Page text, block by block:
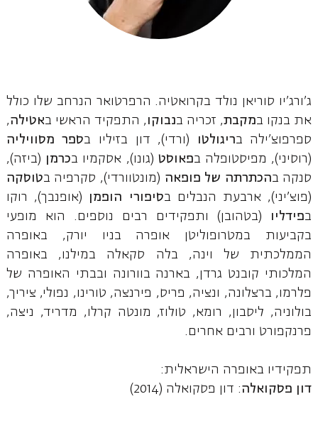
ג'ורג'יו סוריאן נולד בקרואטיה. הרפרטואר הנרחב שלו כולל
את בנקו במקבת, זכריה בנבוקו , התפקיד הראשי באטילה,
ספרפוצ'ילה בריגולטו (ורדי), דון בזיליו בספר מסוויליה
(רוסיני), מפיסטופלה בפאוסט (גונו), אסקמיו בכרמן (ביזה),
סנקה בהכתרתה של פופאה (מונטוורדי), סקרפיה בטוסקה
(פוצ'יני), ארבעת הנבלים בסיפורי הופמן (אופנבך), רוקו
בפידליו
(בטהובן) ותפקידים רבים נוספים. הוא מופעי
בקביעות במטרופוליטן אופרה בניו יורק, באופרה
הממלכתית של וינה, בלה סקאלה במילנו, באופרה
המלכותי קובנט גרדן, בארנה בוורונה ובבתי האופרה של
פלרמו, ברצלונה, ונציה, פריס, פירנצה, טורינו, נפולי, ציריך,
בולוניה, ליסבון, רומא, טולוז, מונטה קרלו, מדריד, ניצה,
פרנקפורט ורבים אחרים.
תפקידיו באופרה הישראלית:
דון פסקואלה: דון פסקואלה (2014)